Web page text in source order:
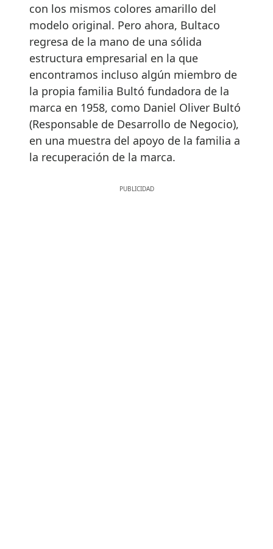
con los mismos colores amarillo del
modelo original. Pero ahora, Bultaco
regresa de la mano de una sólida
estructura empresarial en la que
encontramos incluso algún miembro de
la propia familia Bultó fundadora de la
marca en 1958, como Daniel Oliver Bultó
(Responsable de Desarrollo de Negocio),
en una muestra del apoyo de la familia a
la recuperación de la marca.